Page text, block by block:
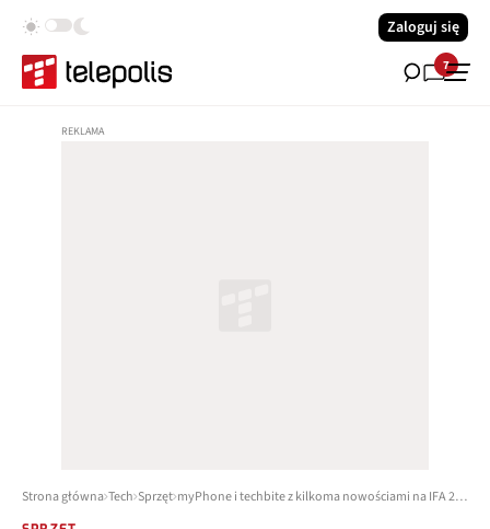
Zaloguj się
7
Strona główna Tech Sprzęt myPhone i techbite z kilkoma nowościami na IFA 2024